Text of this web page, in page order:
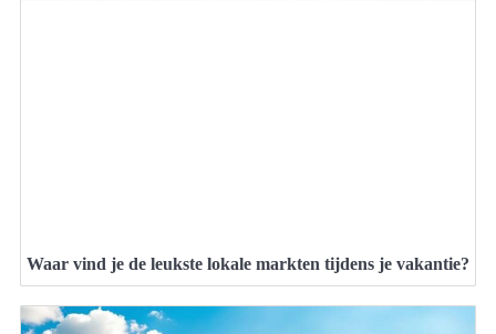
Waar vind je de leukste lokale markten tijdens je vakantie?